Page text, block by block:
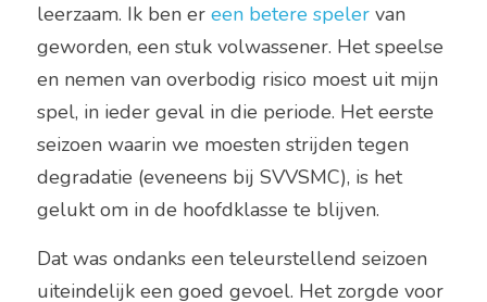
leerzaam. Ik ben er een betere speler van
geworden, een stuk volwassener. Het speelse
en nemen van overbodig risico moest uit mijn
spel, in ieder geval in die periode. Het eerste
seizoen waarin we moesten strijden tegen
degradatie (eveneens bij SVVSMC), is het
gelukt om in de hoofdklasse te blijven.
Dat was ondanks een teleurstellend seizoen
uiteindelijk een goed gevoel. Het zorgde voor